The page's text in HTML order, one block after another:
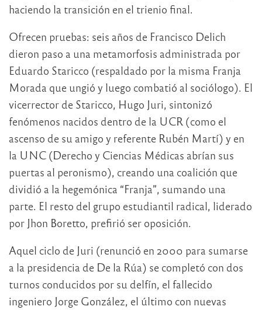
haciendo la transición en el trienio final.
Ofrecen pruebas: seis años de Francisco Delich
dieron paso a una metamorfosis administrada por
Eduardo Staricco (respaldado por la misma Franja
Morada que ungió y luego combatió al sociólogo). El
vicerrector de Staricco, Hugo Juri, sintonizó
fenómenos nacidos dentro de la UCR (como el
ascenso de su amigo y referente Rubén Martí) y en
la UNC (Derecho y Ciencias Médicas abrían sus
puertas al peronismo), creando una coalición que
dividió a la hegemónica “Franja”, sumando una
parte. El resto del grupo estudiantil radical, liderado
por Jhon Boretto, prefirió ser oposición.
Aquel ciclo de Juri (renunció en 2000 para sumarse
a la presidencia de De la Rúa) se completó con dos
turnos conducidos por su delfín, el fallecido
ingeniero Jorge González, el último con nuevas